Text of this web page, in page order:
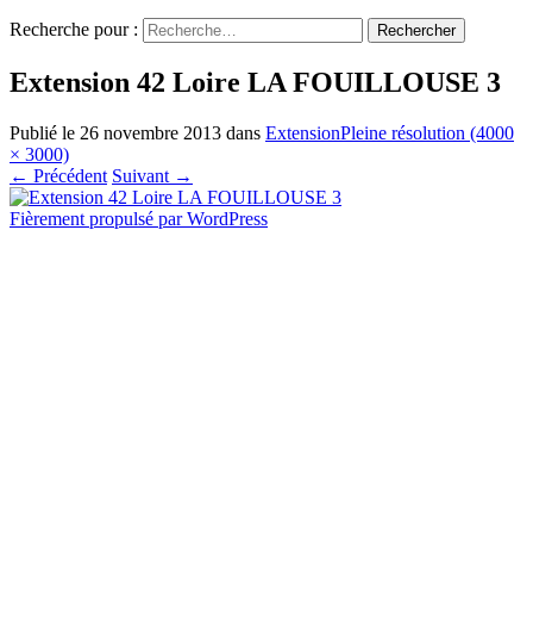
Recherche pour :
Extension 42 Loire LA FOUILLOUSE 3
Publié le 26 novembre 2013 dans ExtensionPleine résolution (4000
× 3000)
← Précédent Suivant →
Fièrement propulsé par WordPress